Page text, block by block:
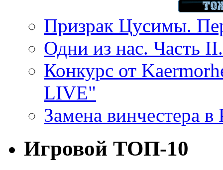
Призрак Цусимы.
Одни из нас. Часть
Конкурс от
LIVE"
Замена винчестера
Игровой ТОП-10